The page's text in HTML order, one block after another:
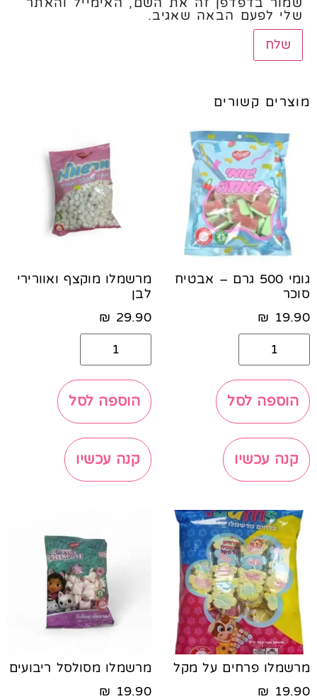
שלי לפעם הבאה שאגיב.
מוצרים קשורים
גומי 500 גרם – אבטיח
סוכר
19.90
₪
הוספה לסל
קנה עכשיו
מרשמלו מוקצף ואוורירי
לבן
29.90
₪
הוספה לסל
קנה עכשיו
מרשמלו פרחים על מקל
19.90
₪
מרשמלו מסולסל ריבועים
19.90
₪